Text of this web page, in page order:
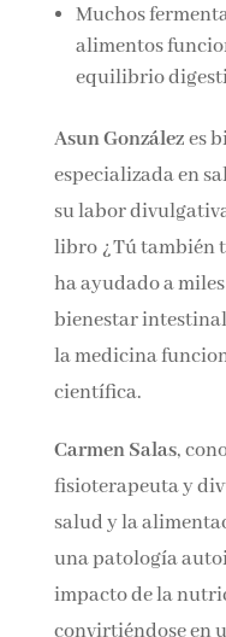
intestinal
Menús
Muchos
equilibrio
Asun Gonzálezes
especializada en
su labor
libro ¿Tú también
ha ayudado a
bienestar intestinal
científica.
Carmen Salas,
fisioterapeuta y
salud y la
una patología